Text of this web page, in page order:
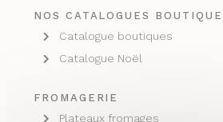
NOS CATALOGUES BOUTIQUE
Catalogue boutiques
Catalogue Noël
FROMAGERIE
Plateaux fromages